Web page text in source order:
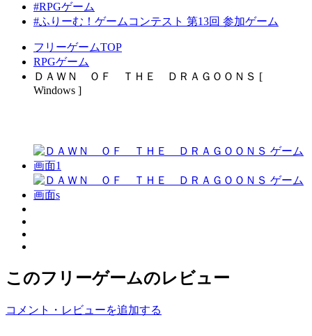
#RPGゲーム
#ふりーむ！ゲームコンテスト 第13回 参加ゲーム
フリーゲームTOP
RPGゲーム
ＤＡＷＮ ＯＦ ＴＨＥ ＤＲＡＧＯＯＮＳ [
Windows ]
このフリーゲームのレビュー
コメント・レビューを追加する